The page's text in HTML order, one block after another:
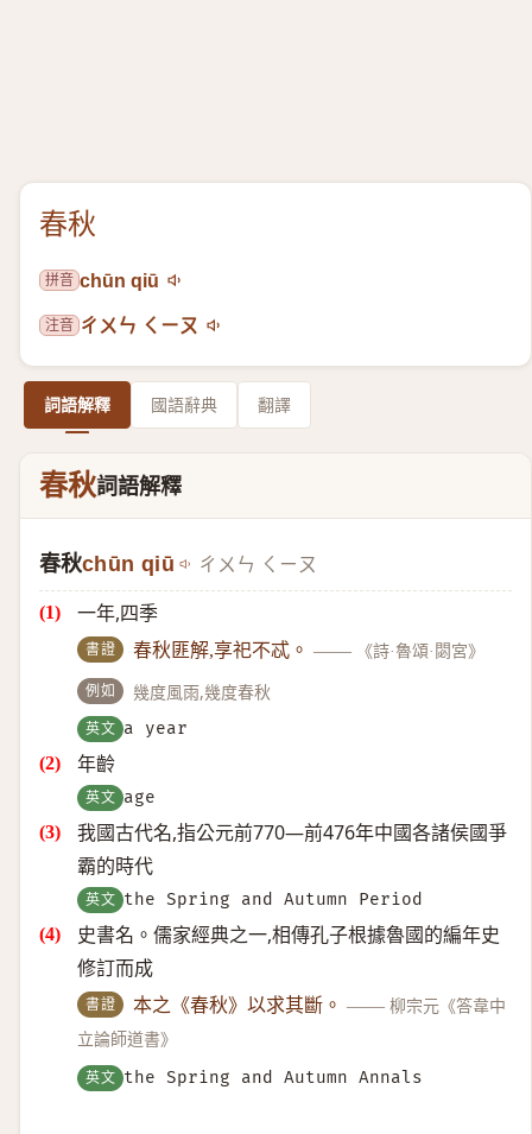
春秋
拼音 chūn qiū
注音 ㄔㄨㄣ ㄑㄧㄡ
詞語解釋 國語辭典 翻譯
春秋詞語解釋
春秋chūn qiū ㄔㄨㄣ ㄑㄧㄡ
一年,四季
書證 春秋匪解,享祀不忒。 —— 《詩·魯頌·閟宮》
例如 幾度風雨,幾度春秋
英文 a year
年齡
英文 age
我國古代名,指公元前770—前476年中國各諸侯國爭
霸的時代
英文 the Spring and Autumn Period
史書名。儒家經典之一,相傳孔子根據魯國的編年史
修訂而成
書證 本之《春秋》以求其斷。 —— 柳宗元《答韋中
立論師道書》
英文 the Spring and Autumn Annals